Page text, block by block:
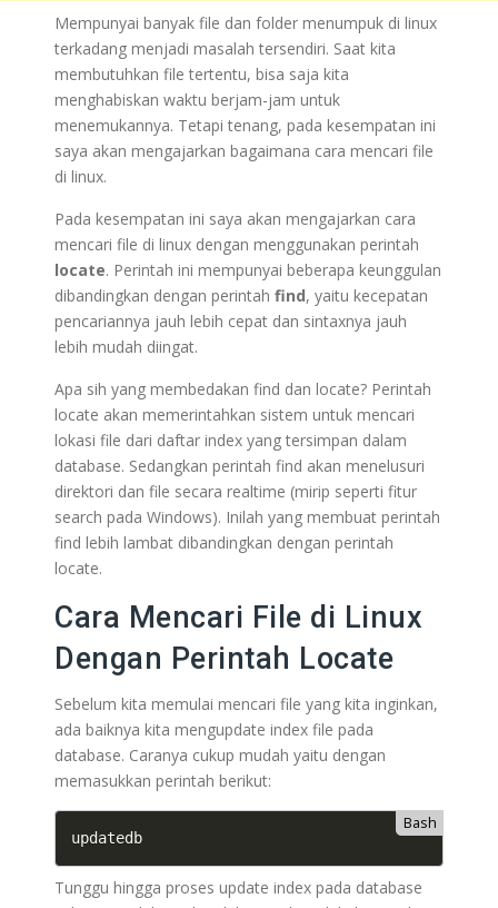
Mempunyai banyak file dan folder menumpuk di linux
terkadang menjadi masalah tersendiri. Saat kita
membutuhkan file tertentu, bisa saja kita
menghabiskan waktu berjam-jam untuk
menemukannya. Tetapi tenang, pada kesempatan ini
saya akan mengajarkan bagaimana cara mencari file
di linux.
Pada kesempatan ini saya akan mengajarkan cara
mencari file di linux dengan menggunakan perintah
locate. Perintah ini mempunyai beberapa keunggulan
dibandingkan dengan perintah find, yaitu kecepatan
pencariannya jauh lebih cepat dan sintaxnya jauh
lebih mudah diingat.
Apa sih yang membedakan find dan locate? Perintah
locate akan memerintahkan sistem untuk mencari
lokasi file dari daftar index yang tersimpan dalam
database. Sedangkan perintah find akan menelusuri
direktori dan file secara realtime (mirip seperti fitur
search pada Windows). Inilah yang membuat perintah
find lebih lambat dibandingkan dengan perintah
locate.
Cara Mencari File di Linux
Dengan Perintah Locate
Sebelum kita memulai mencari file yang kita inginkan,
ada baiknya kita mengupdate index file pada
database. Caranya cukup mudah yaitu dengan
memasukkan perintah berikut:
Bash
updatedb
Tunggu hingga proses update index pada database